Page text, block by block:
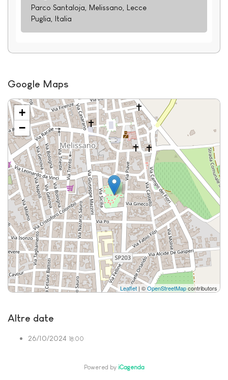
Parco Santaloja, Melissano, Lecce
Puglia, Italia
Google Maps
+
−
Leaflet | ©OpenStreetMapcontributors
Altre date
26/10/2024 18:00
Powered by iCagenda